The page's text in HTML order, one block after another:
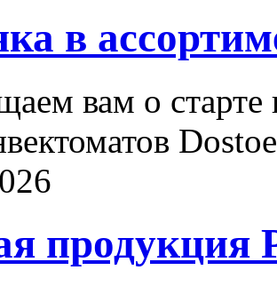
в
вам о старте
продукция